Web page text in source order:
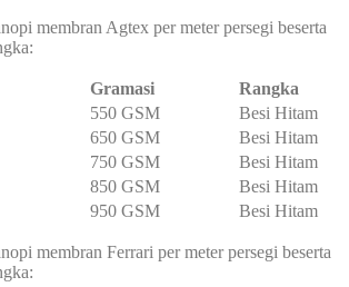
membran Agtex per meter persegi beserta
Gramasi
Rangka
550 GSM
Besi Hitam
650 GSM
Besi Hitam
750 GSM
Besi Hitam
850 GSM
Besi Hitam
950 GSM Besi Hitam
membran Ferrari per meter persegi beserta